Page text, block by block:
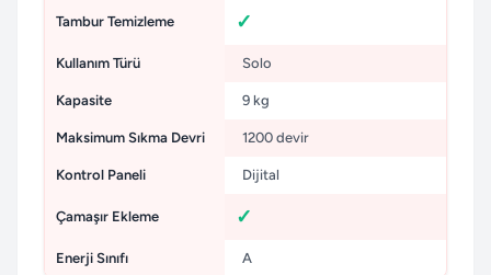
Tambur Temizleme
Kullanım Türü Solo
Kapasite 9 kg
Maksimum Sıkma Devri 1200 devir
Kontrol Paneli Dijital
Çamaşır Ekleme
Enerji Sınıfı A